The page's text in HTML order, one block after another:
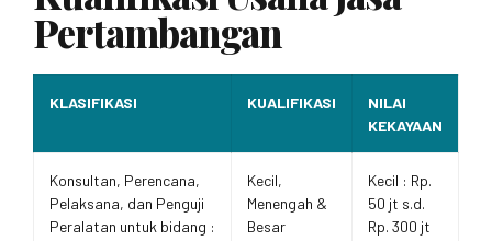
Pertambangan
KLASIFIKASI KUALIFIKASI
NILAI
KEKAYAAN
Konsultan, Perencana,
Pelaksana, dan Penguji
Peralatan untuk bidang :
Kecil,
Menengah &
Besar
Kecil : Rp.
50 jt s.d.
Rp. 300 jt